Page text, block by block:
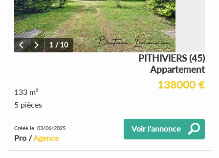
1/10
PITHIVIERS (45)
Appartement
138000 €
133 m²
5 pièces
Créée le: 03/06/2025
Pro /Agence
Voir l'annonce